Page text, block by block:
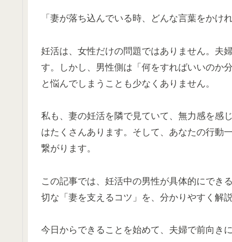
「妻が落ち込んでいる時、どんな言葉をかけ
妊活は、女性だけの問題ではありません。夫
す。しかし、男性側は「何をすればいいのか
と悩んでしまうことも少なくありません。
私も、妻の妊活を隣で見ていて、無力感を感
はたくさんあります。そして、あなたの行動
繋がります。
この記事では、妊活中の男性が具体的にでき
切な「妻を支えるコツ」を、分かりやすく解説
今日からできることを始めて、夫婦で前向き